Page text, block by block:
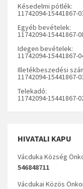
Késedelmi pótlék:
11742094-15441867-
Egyéb bevételek:
11742094-15441867-
Idegen bevételek:
11742094-15441867-
Illetékbeszedési
11742094-15441867-
Telekadó:
11742094-15441867-
HIVATALI KAPU
Vácduka Község
546848711
Vácdukai Közös